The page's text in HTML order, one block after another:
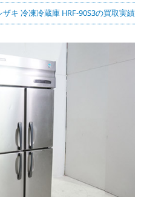
ザキ 冷凍冷蔵庫 HRF-90S3の買取実績